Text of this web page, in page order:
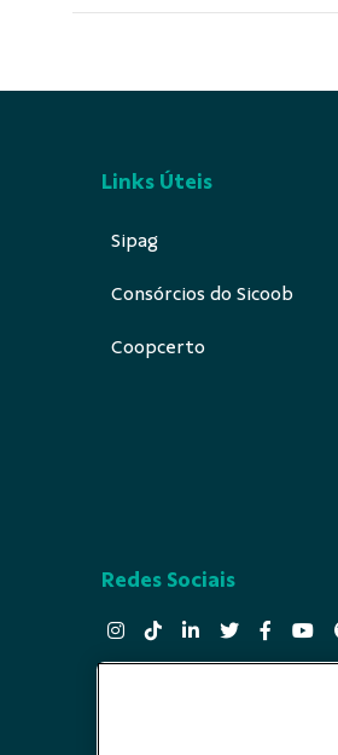
Links Úteis
Sipag
Consórcios do Sicoob
Coopcerto
Redes Sociais